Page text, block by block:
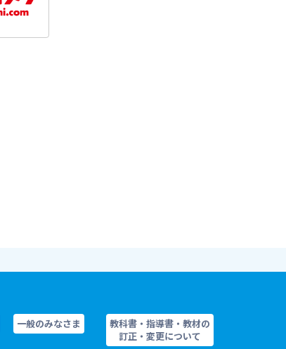
一般のみなさま
教科書・指導書・教材の
訂正・変更について